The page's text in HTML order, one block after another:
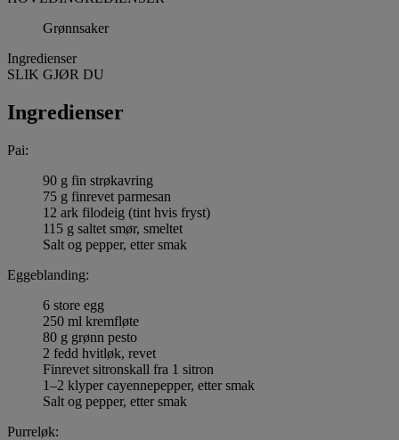
Grønnsaker
Ingredienser
SLIK GJØR DU
Ingredienser
Pai:
90 g fin strøkavring
75 g finrevet parmesan
12 ark filodeig (tint hvis fryst)
115 g saltet smør, smeltet
Salt og pepper, etter smak
Eggeblanding:
6 store egg
250 ml kremfløte
80 g grønn pesto
2 fedd hvitløk, revet
Finrevet sitronskall fra 1 sitron
1–2 klyper cayennepepper, etter smak
Salt og pepper, etter smak
Purreløk: